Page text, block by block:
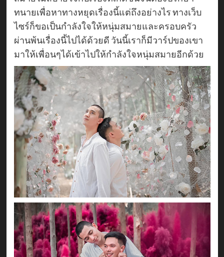
ทนายเพื่อหาทางหยุดเรื่องนี้แต่ถึงอย่างไร ทางเว็บ
ไซร์ก็ขอเป็นกำลังใจให้หนุ่มสมายและครอบครัว
ผ่านพ้นเรื่องนี้ไปได้ด้วยดี วันนี้เราก็มีวาร์ปของเขา
มาให้เพื่อนๆได้เข้าไปให้กำลังใจหนุ่มสมายอีกด้วย